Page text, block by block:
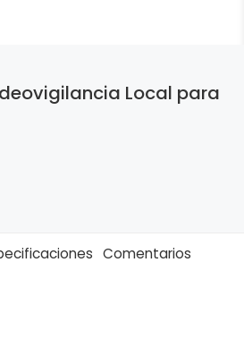
Local para
Comentarios